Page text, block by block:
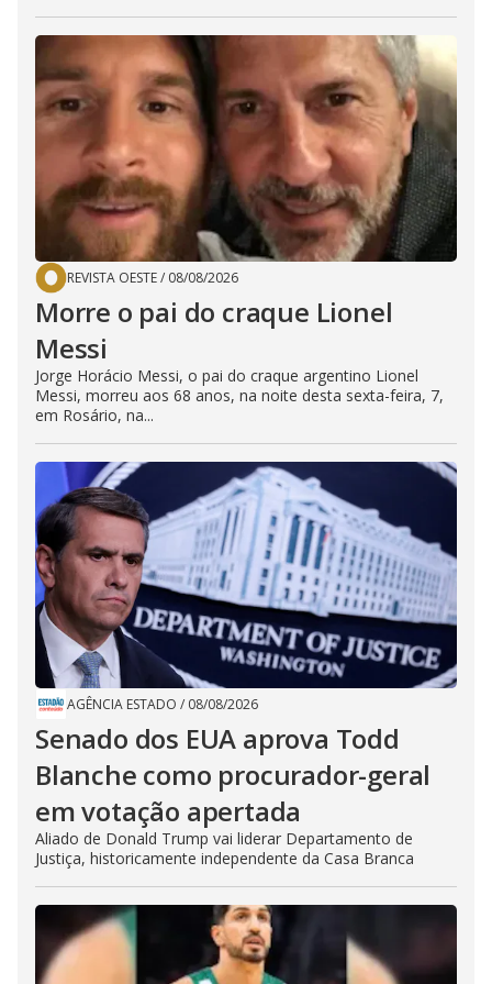
REVISTA OESTE/ 08/08/2026
Morre o pai do craque Lionel
Messi
Jorge Horácio Messi, o pai do craque argentino Lionel
Messi, morreu aos 68 anos, na noite desta sexta-feira, 7,
em Rosário, na...
AGÊNCIA ESTADO / 08/08/2026
Senado dos EUA aprova Todd
Blanche como procurador-geral
em votação apertada
Aliado de Donald Trump vai liderar Departamento de
Justiça, historicamente independente da Casa Branca